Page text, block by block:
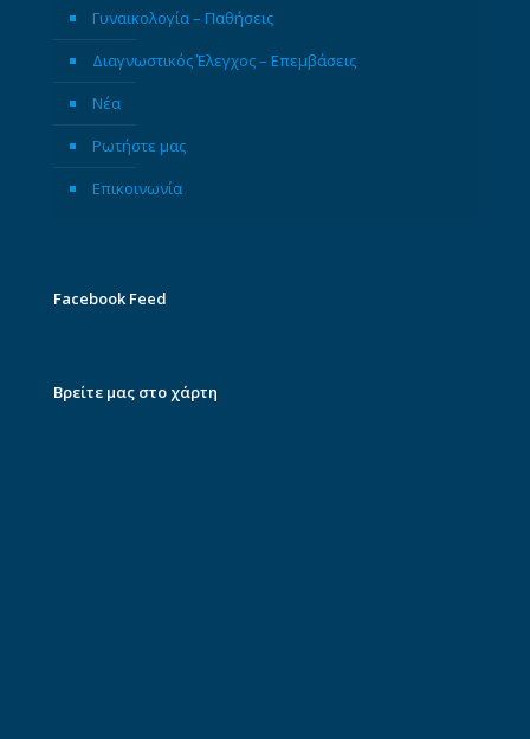
Γυναικολογία – Παθήσεις
Διαγνωστικός Έλεγχος – Επεμβάσεις
Νέα
Ρωτήστε μας
Επικοινωνία
Facebook Feed
Βρείτε μας στο χάρτη